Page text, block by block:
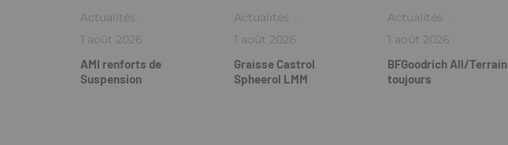
Actualités ·
1 août 2026
AMI renforts de
Suspension
Actualités ·
1 août 2026
Graisse Castrol
Spheerol LMM
Actualités ·
1 août 2026
BFGoodrich All/Terrain
toujours